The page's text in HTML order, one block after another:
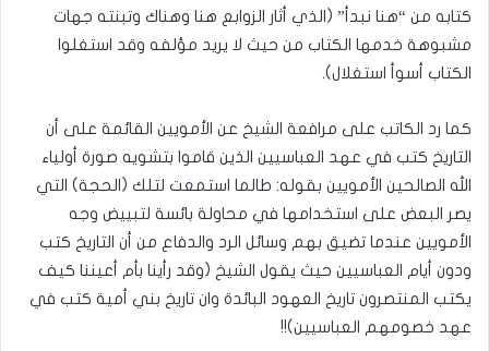
كتابه من “هنا نبدأ” (الذي أثار الزوابع هنا وهناك وتبنته جهات
مشبوهة خدمها الكتاب من حيث لا يريد مؤلفه وقد استغلوا
الكتاب أسوأ استغلال).
كما رد الكاتب على مرافعة الشيخ عن الأمويين القائمة على أن
التاريخ كتب في عهد العباسيين الذين قاموا بتشويه صورة أولياء
الله الصالحين الأمويين بقوله: طالما استمعت لتلك (الحجة) التي
يصر البعض على استخدامها في محاولة بائسة لتبييض وجه
الأمويين عندما تضيق بهم وسائل الرد والدفاع من أن التاريخ كتب
ودون أيام العباسيين حيث يقول الشيخ (وقد رأينا بأم أعيننا كيف
يكتب المنتصرون تاريخ العهود البائدة وان تاريخ بني أمية كتب في
عهد خصومهم العباسيين)!!